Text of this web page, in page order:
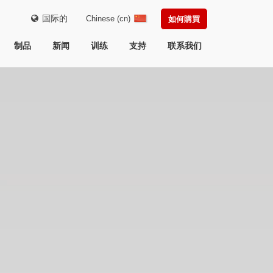
国际的 如何購買
Chinese (cn)
制品 新闻 训练 支持 联系我们